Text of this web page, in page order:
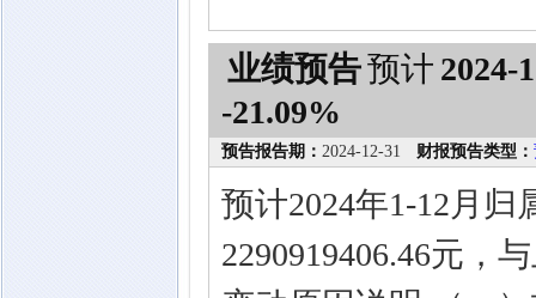
业绩预告预计 2024-
-21.09%
预告报告期： 2024-12-31 财报预告类型：
预计2024年1-12月
2290919406.46元，